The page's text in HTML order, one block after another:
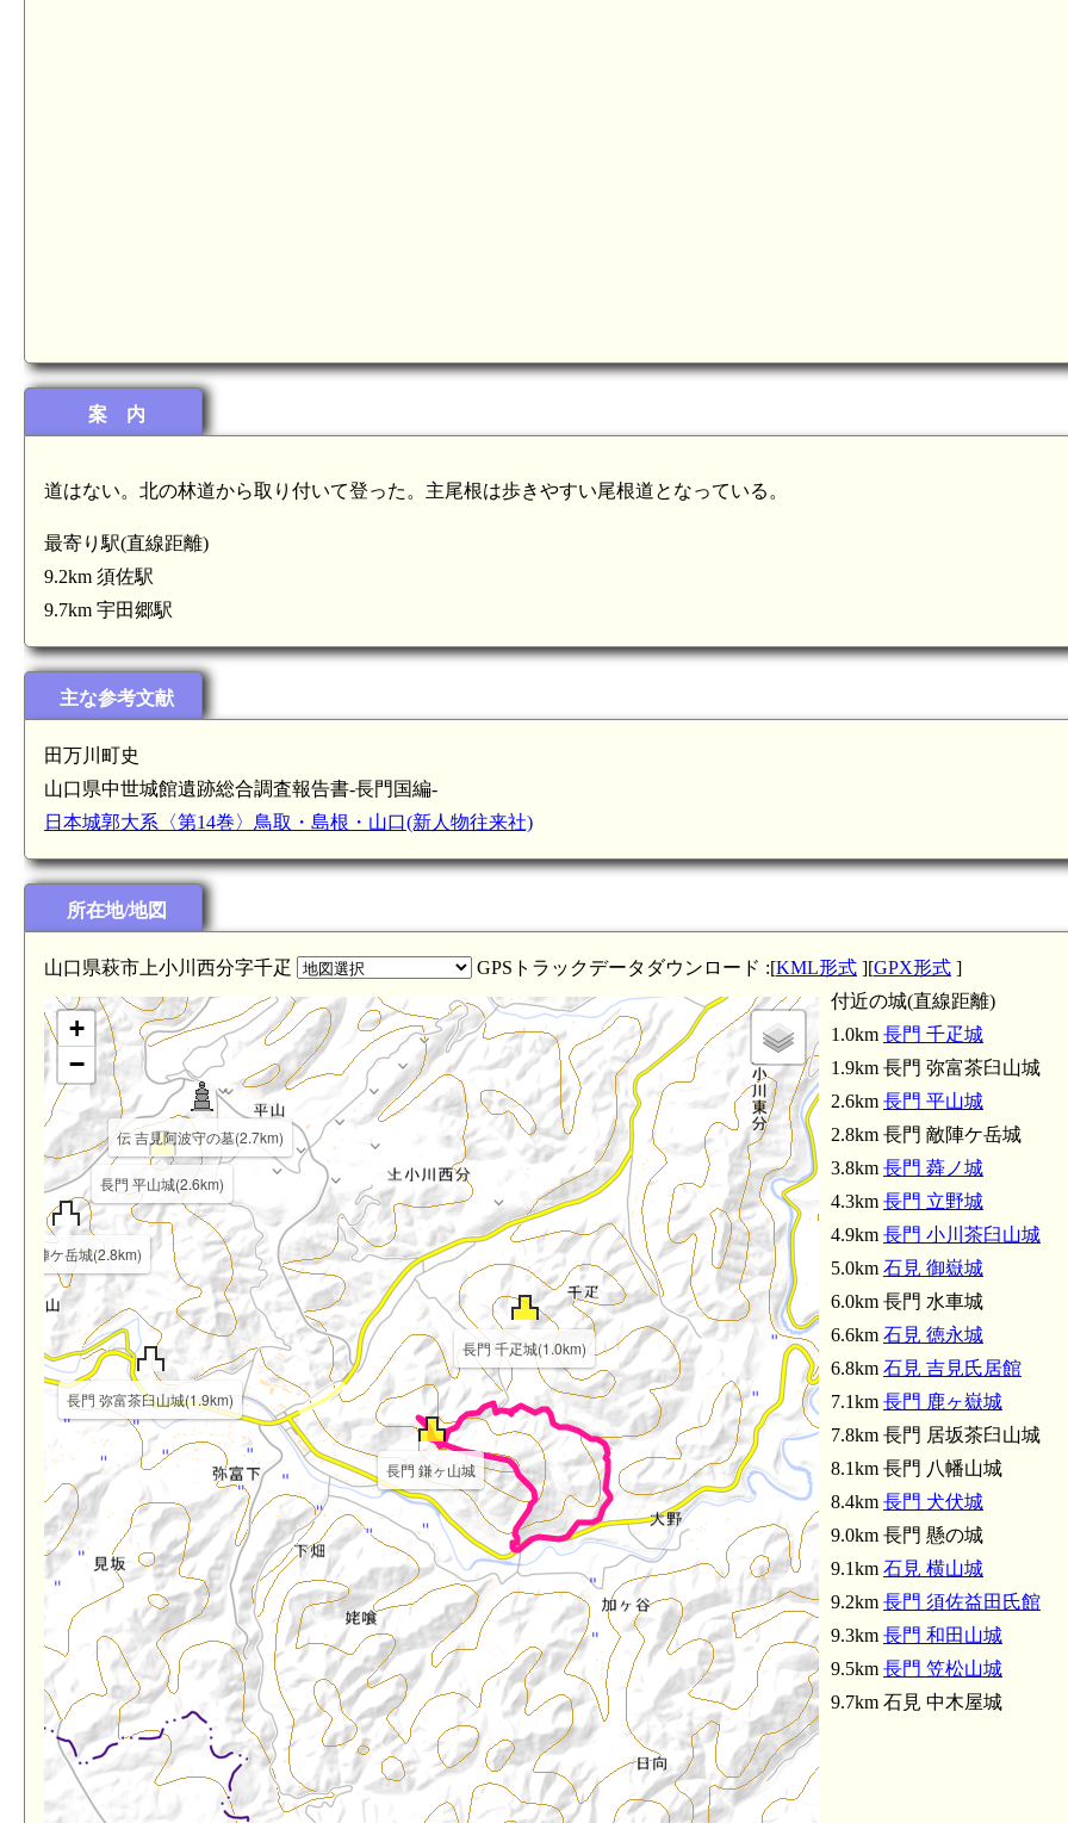
案 内
道はない。北の林道から取り付いて登った。主尾根は歩きやすい尾根道となっている。
最寄り駅(直線距離)
9.2km 須佐駅
9.7km 宇田郷駅
主な参考文献
田万川町史
山口県中世城館遺跡総合調査報告書-長門国編-
日本城郭大系〈第14巻〉鳥取・島根・山口(新人物往来社)
所在地/地図
山口県萩市上小川西分字千疋 GPSトラックデータダウンロード :[KML形式 ][GPX形式 ]
伝 吉見阿波守の墓(2.7km)
長門 鎌ヶ山城
長門 千疋城(1.0km)
長門 弥富茶臼山城(1.9km)
長門 平山城(2.6km)
門 敵陣ケ岳城(2.8km)
長門 蕣ノ城(3.8km)
+
−
付近の城(直線距離)
1.0km 長門 千疋城
1.9km 長門 弥富茶臼山城
2.6km 長門 平山城
2.8km 長門 敵陣ケ岳城
3.8km 長門 蕣ノ城
4.3km 長門 立野城
4.9km 長門 小川茶臼山城
5.0km 石見 御嶽城
6.0km 長門 水車城
6.6km 石見 徳永城
6.8km 石見 吉見氏居館
7.1km 長門 鹿ヶ嶽城
7.8km 長門 居坂茶臼山城
8.1km 長門 八幡山城
8.4km 長門 犬伏城
9.0km 長門 懸の城
9.1km 石見 横山城
9.2km 長門 須佐益田氏館
9.3km 長門 和田山城
9.5km 長門 笠松山城
9.7km 石見 中木屋城